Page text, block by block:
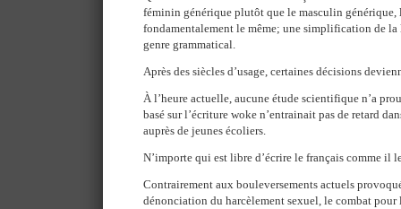
féminin générique plutôt que le masculin générique,
fondamentalement le même; une simplification de la
genre grammatical.
Après des siècles d’usage, certaines décisions
À l’heure actuelle, aucune étude scientifique n’a
basé sur l’écriture woke n’entrainait pas de retard
auprès de jeunes écoliers.
N’importe qui est libre d’écrire le français comme il
Contrairement aux bouleversements actuels
dénonciation du harcèlement sexuel, le combat